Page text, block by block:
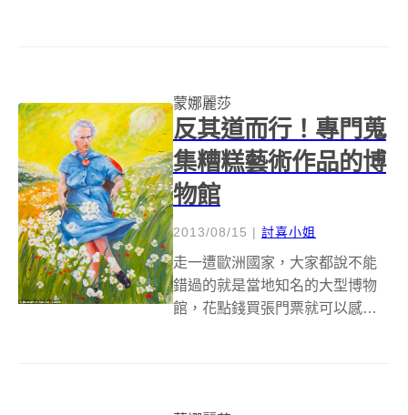
蒙娜麗莎
反其道而行！專門蒐
集糟糕藝術作品的博
物館
2013/08/15 | 討喜小姐
走一遭歐洲國家，大家都說不能
錯過的就是當地知名的大型博物
館，花點錢買張門票就可以感受